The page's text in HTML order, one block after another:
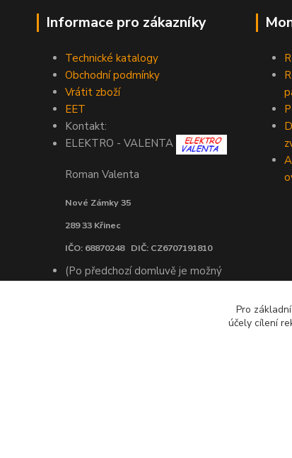
Informace pro zákazníky
Technické katalogy
Obchodní podmínky
Vrátit zboží
EET
Kontakt:
ELEKTRO - VALENTA
Roman Valenta
Nové Zámky 35
289 33 Křinec
IČO: 68870248 DIČ: CZ6707191810
(Po předchozí domluvě je možný
Pro
účely cílení